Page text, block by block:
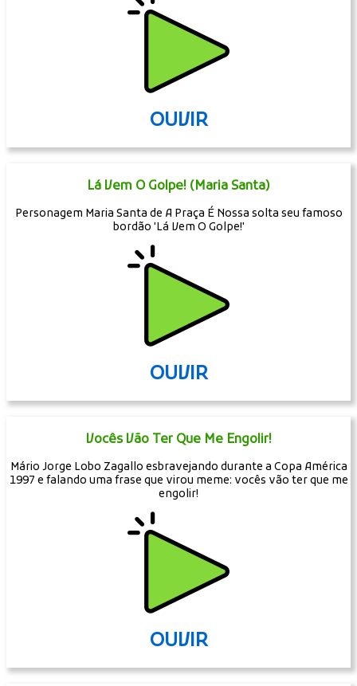
OUVIR
Lá Vem O Golpe! (Maria Santa)
Personagem Maria Santa de A Praça É Nossa solta seu famoso
bordão 'Lá Vem O Golpe!'
OUVIR
Vocês Vão Ter Que Me Engolir!
Mário Jorge Lobo Zagallo esbravejando durante a Copa América
1997 e falando uma frase que virou meme: vocês vão ter que me
engolir!
OUVIR